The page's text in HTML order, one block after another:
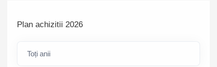
Plan achizitii 2026